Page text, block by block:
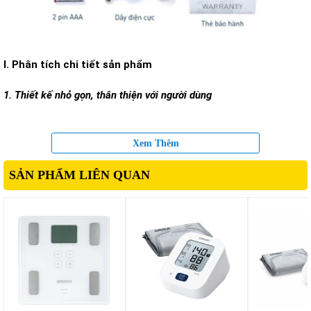
I. Phân tích chi tiết sản phẩm
1. Thiết kế nhỏ gọn, thân thiện với người dùng
Một trong những điểm mạnh củaOmron HV-F230
thiết kế nhỏ gọn và tối ưu cho người dùng cá nhân. Trọng
lượng và kích thước thiết bị được tính toán để bạn có thể
dễ dàng cầm nắm bằng một tay và đặt lên bất kỳ vùng cơ
Thân máy được hoàn thiện bằng vật liệu nhựa bền, chịu va
đập nhẹ và dễ lau chùi. Các nút chức năng bố trí trực quan
giúp bạn thao tác dễ dàng mà không cần đọc hướng dẫn
quá nhiều. Màn hình hiển thị các mức độ, thời gian và cường
độ khiến việc sử dụng một thiết bị massage điện trở nên
thật đơn giản ngay cả với người mới dùng.
Xem Thêm
SẢN PHẨM LIÊN QUAN